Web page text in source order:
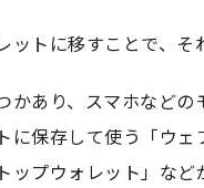
トに移すことで、そ
かあり、スマホなど
に保存して使う「ウ
ップウォレット」な